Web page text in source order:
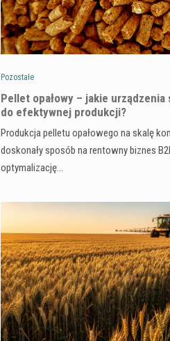
Pozostałe
Pellet opałowy – jakie
do efektywnej produkcji?
Produkcja pelletu opałowego na skalę
doskonały sposób na rentowny biznes
optymalizację…